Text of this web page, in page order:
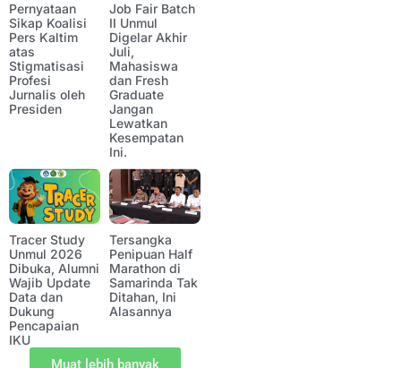
Pernyataan
Sikap Koalisi
Pers Kaltim
atas
Stigmatisasi
Profesi
Jurnalis oleh
Presiden
Job Fair Batch
II Unmul
Digelar Akhir
Juli,
Mahasiswa
dan Fresh
Graduate
Jangan
Lewatkan
Kesempatan
Ini.
Tracer Study
Unmul 2026
Dibuka, Alumni
Wajib Update
Data dan
Dukung
Pencapaian
IKU
Tersangka
Penipuan Half
Marathon di
Samarinda Tak
Ditahan, Ini
Alasannya
Muat lebih banyak